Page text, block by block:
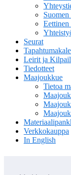
Seurat
Leirit ja
Tiedotteet
Maajoukkue
Tietoa
Verkkokauppa
In English